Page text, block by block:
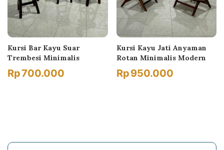
Kursi Bar Kayu Suar
Trembesi Minimalis
Rp700.000
Kursi Kayu Jati Anyaman
Rotan Minimalis Modern
Rp950.000